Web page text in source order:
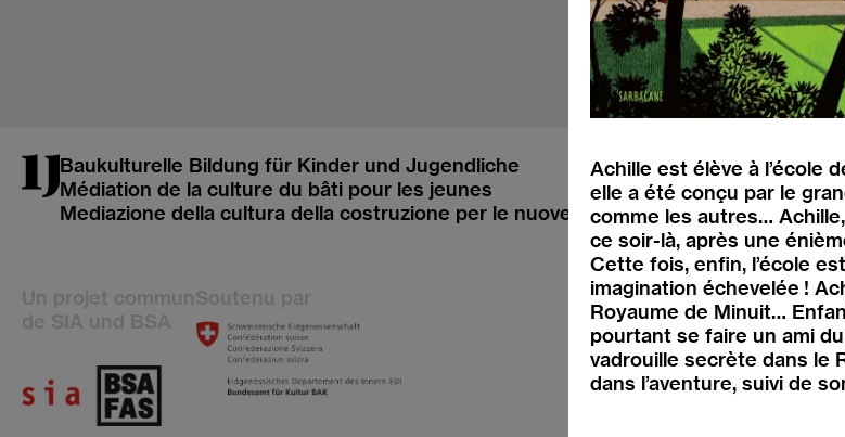
Achille est élève à l’école
elle a été conçu par le
comme les autres…
ce soir-là, après une
Cette fois, enfin, l’école
imagination échevelée !
Royaume de Minuit…
pourtant se faire un ami
vadrouille secrète dans le
dans l’aventure, suivi de
Baukulturelle Bildung für Kinder und Jugendliche
Médiation de la culture du bâti pour les jeunes
Mediazione della cultura della costruzione per le nuove generazioniInstagram
YouTube
Facebook
Revue de presse